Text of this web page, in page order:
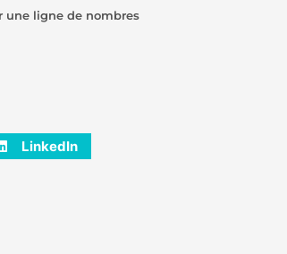
ligne de nombres
LinkedIn